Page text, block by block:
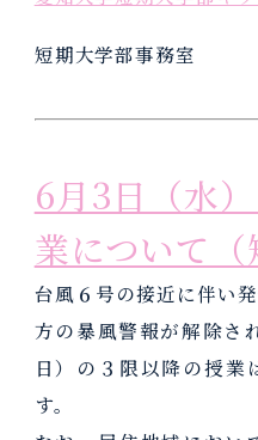
短期大学部事務室
6月3日（水
業について（
台風６号の接近に伴い
方の暴風警報が解除さ
日）の３限以降の授業
す。